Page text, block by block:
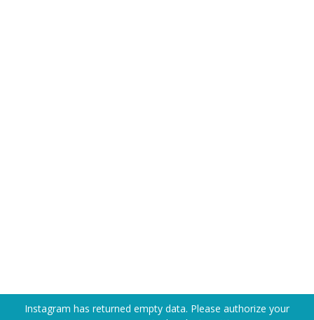
Instagram has returned empty data. Please authorize your